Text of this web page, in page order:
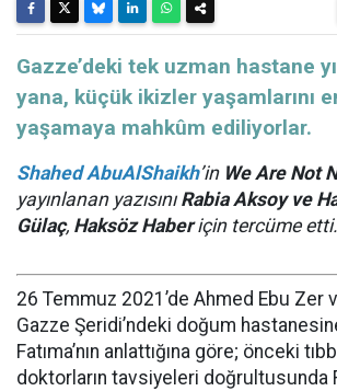
​​​​​​​Gazze’deki tek uzman hastane
yana, küçük ikizler yaşamlarını
yaşamaya mahkûm ediliyorlar.
Shahed AbuAlShaikh’in We Are Not
yayınlanan yazısını Rabia Aksoy ve
Gülaç, Haksöz Haberiçin tercüme etti.
26 Temmuz 2021’de Ahmed Ebu Zer
Gazze Şeridi’ndeki doğum
Fatıma’nın anlattığına göre; önceki
doktorların tavsiyeleri doğrultusunda